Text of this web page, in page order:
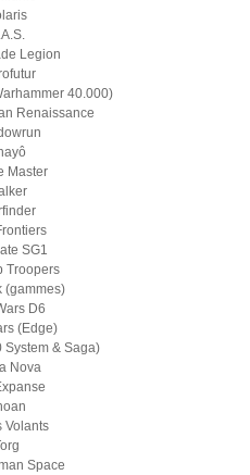
Legion
40.000)
Renaissance
Master
SG1
Troopers
(gammes)
D6
(Edge)
System & Saga)
Nova
Volants
Space